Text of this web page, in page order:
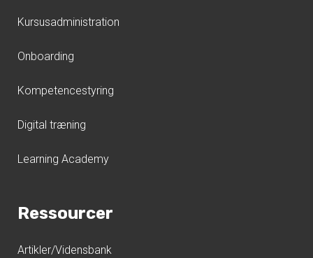
Kursusadministration
Onboarding
Kompetencestyring
Digital træning
Learning Academy
Ressourcer
Artikler/Vidensbank